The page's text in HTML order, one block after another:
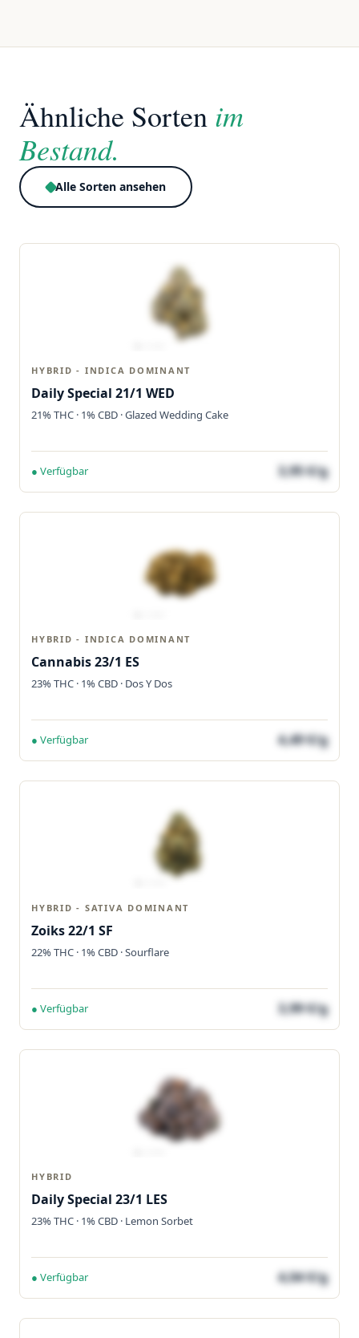
Ähnliche Sorten im
Bestand.
Alle Sorten ansehen
HYBRID - INDICA DOMINANT
Daily Special 21/1 WED
21% THC · 1% CBD · Glazed Wedding Cake
● Verfügbar 3,95 €/g
HYBRID - INDICA DOMINANT
Cannabis 23/1 ES
23% THC · 1% CBD · Dos Y Dos
● Verfügbar 4,49 €/g
HYBRID - SATIVA DOMINANT
Zoiks 22/1 SF
22% THC · 1% CBD · Sourflare
● Verfügbar 3,99 €/g
HYBRID
Daily Special 23/1 LES
23% THC · 1% CBD · Lemon Sorbet
● Verfügbar 4,04 €/g